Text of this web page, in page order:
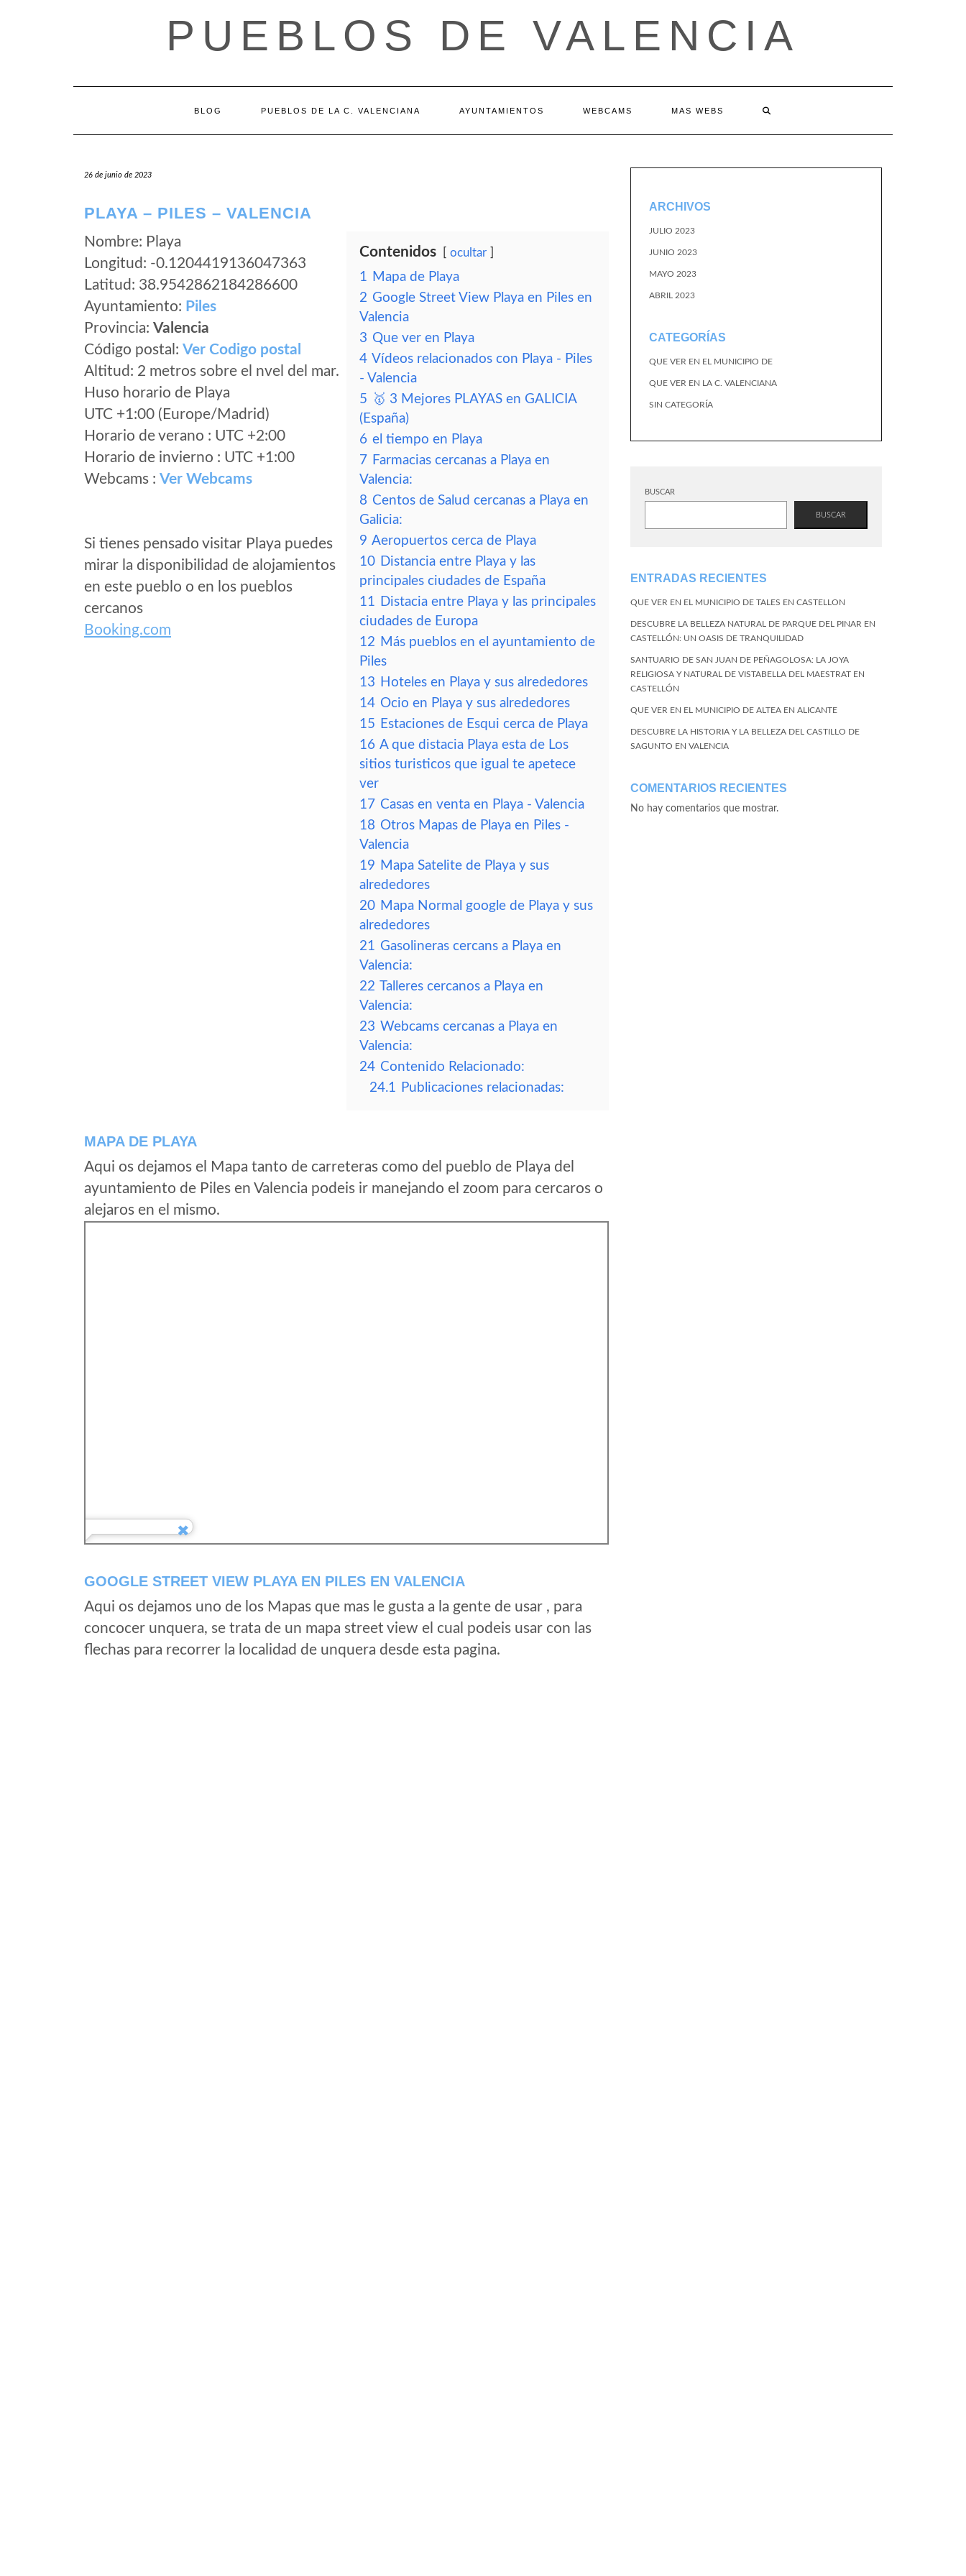
PUEBLOS DE VALENCIA
BLOG PUEBLOS DE LA C. VALENCIANA AYUNTAMIENTOS WEBCAMS MAS WEBS
26 de junio de 2023
PLAYA – PILES – VALENCIA
Nombre: Playa
Longitud: -0.1204419136047363
Latitud: 38.9542862184286600
Ayuntamiento: Piles
Provincia: Valencia
Código postal: Ver Codigo postal
Altitud: 2 metros sobre el nvel del mar.
Huso horario de Playa
UTC +1:00 (Europe/Madrid)
Horario de verano : UTC +2:00
Horario de invierno : UTC +1:00
Webcams : Ver Webcams
Si tienes pensado visitar Playa puedes
mirar la disponibilidad de alojamientos
en este pueblo o en los pueblos
cercanos
Booking.com
Contenidos ocultar
1 Mapa de Playa
2 Google Street View Playa en Piles en
Valencia
3 Que ver en Playa
4 Vídeos relacionados con Playa - Piles
- Valencia
5 🥇 3 Mejores PLAYAS en GALICIA
(España)
6 el tiempo en Playa
7 Farmacias cercanas a Playa en
Valencia:
8 Centos de Salud cercanas a Playa en
Galicia:
9 Aeropuertos cerca de Playa
10 Distancia entre Playa y las
principales ciudades de España
11 Distacia entre Playa y las principales
ciudades de Europa
12 Más pueblos en el ayuntamiento de
Piles
13 Hoteles en Playa y sus alrededores
14 Ocio en Playa y sus alrededores
15 Estaciones de Esqui cerca de Playa
16 A que distacia Playa esta de Los
sitios turisticos que igual te apetece
ver
17 Casas en venta en Playa - Valencia
18 Otros Mapas de Playa en Piles -
Valencia
19 Mapa Satelite de Playa y sus
alrededores
20 Mapa Normal google de Playa y sus
alrededores
21 Gasolineras cercans a Playa en
Valencia:
22 Talleres cercanos a Playa en
Valencia:
23 Webcams cercanas a Playa en
Valencia:
24 Contenido Relacionado:
24.1 Publicaciones relacionadas:
MAPA DE PLAYA
Aqui os dejamos el Mapa tanto de carreteras como del pueblo de Playa del
ayuntamiento de Piles en Valencia podeis ir manejando el zoom para cercaros o
alejaros en el mismo.
GOOGLE STREET VIEW PLAYA EN PILES EN VALENCIA
Aqui os dejamos uno de los Mapas que mas le gusta a la gente de usar , para
concocer unquera, se trata de un mapa street view el cual podeis usar con las
flechas para recorrer la localidad de unquera desde esta pagina.
ARCHIVOS
JULIO 2023
JUNIO 2023
MAYO 2023
ABRIL 2023
CATEGORÍAS
QUE VER EN EL MUNICIPIO DE
QUE VER EN LA C. VALENCIANA
SIN CATEGORÍA
BUSCAR
BUSCAR
ENTRADAS RECIENTES
QUE VER EN EL MUNICIPIO DE TALES EN CASTELLON
DESCUBRE LA BELLEZA NATURAL DE PARQUE DEL PINAR EN
CASTELLÓN: UN OASIS DE TRANQUILIDAD
SANTUARIO DE SAN JUAN DE PEÑAGOLOSA: LA JOYA
RELIGIOSA Y NATURAL DE VISTABELLA DEL MAESTRAT EN
CASTELLÓN
QUE VER EN EL MUNICIPIO DE ALTEA EN ALICANTE
DESCUBRE LA HISTORIA Y LA BELLEZA DEL CASTILLO DE
SAGUNTO EN VALENCIA
COMENTARIOS RECIENTES
No hay comentarios que mostrar.